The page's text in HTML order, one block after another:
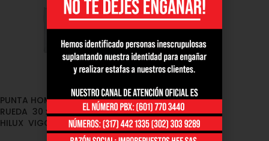
PUNTA HOMOCINETICA LADO
RUEDA 30 x 29 x 72.5 TOYOTA
HILUX VIGO 2.5 4WD DIESEL